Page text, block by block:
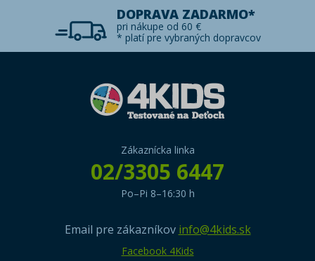
DOPRAVA ZADARMO*
pri nákupe od 60 €
* platí pre vybraných dopravcov
Zákaznícka linka
02/3305 6447
Po–Pi 8–16:30 h
Email pre zákazníkov info@4kids.sk
Facebook 4Kids